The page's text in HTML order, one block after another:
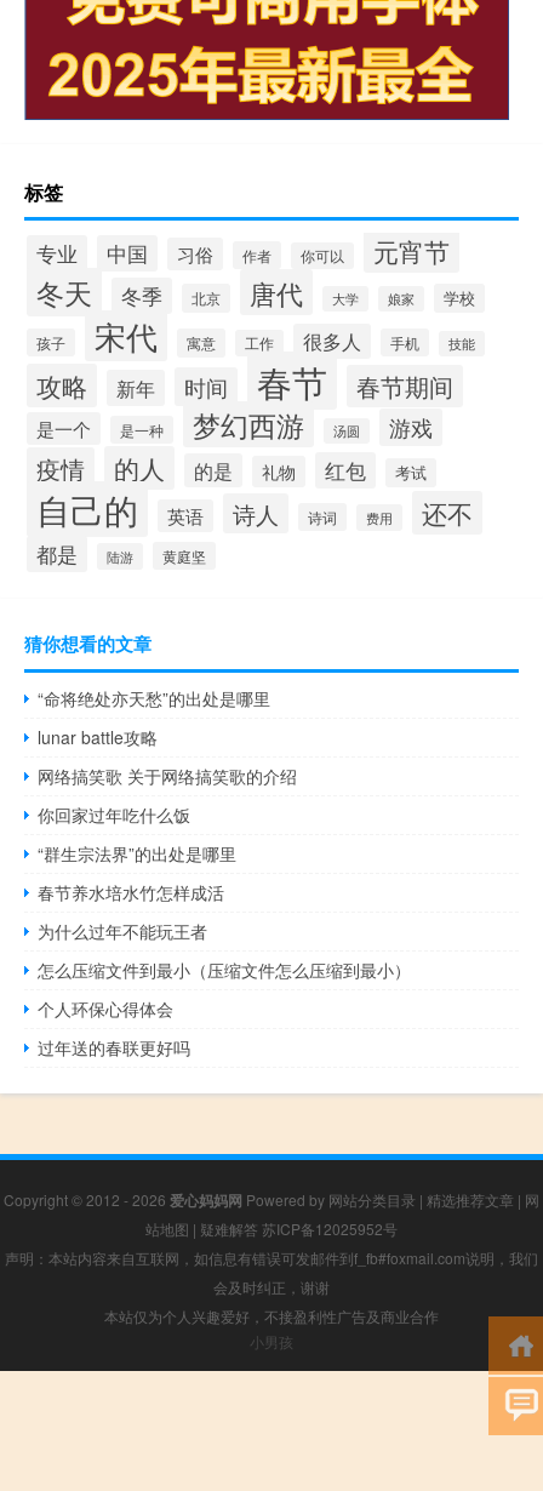
标签
专业 中国 习俗 作者 你可以 元宵节
冬天 冬季 北京 唐代 大学 娘家 学校
孩子 宋代 寓意 工作 很多人 手机 技能
攻略 新年 时间 春节 春节期间
是一个 是一种 梦幻西游 汤圆 游戏
疫情 的人 的是 礼物 红包 考试
自己的 英语 诗人 诗词 费用 还不
都是 陆游 黄庭坚
猜你想看的文章
“命将绝处亦天愁”的出处是哪里
lunar battle攻略
网络搞笑歌 关于网络搞笑歌的介绍
你回家过年吃什么饭
“群生宗法界”的出处是哪里
春节养水培水竹怎样成活
为什么过年不能玩王者
怎么压缩文件到最小（压缩文件怎么压缩到最小）
个人环保心得体会
过年送的春联更好吗
Copyright © 2012 - 2026 爱心妈妈网 Powered by 网站分类目录 | 精选推荐文章 | 网
站地图 | 疑难解答 苏ICP备12025952号
声明：本站内容来自互联网，如信息有错误可发邮件到f_fb#foxmail.com说明，我们
会及时纠正，谢谢
本站仅为个人兴趣爱好，不接盈利性广告及商业合作
小男孩